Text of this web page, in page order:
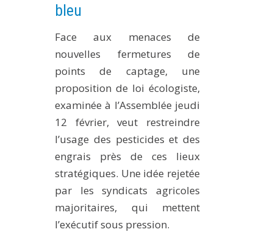
bleu
Face aux menaces de
nouvelles fermetures de
points de captage, une
proposition de loi écologiste,
examinée à l’Assemblée jeudi
12 février, veut restreindre
l’usage des pesticides et des
engrais près de ces lieux
stratégiques. Une idée rejetée
par les syndicats agricoles
majoritaires, qui mettent
l’exécutif sous pression.